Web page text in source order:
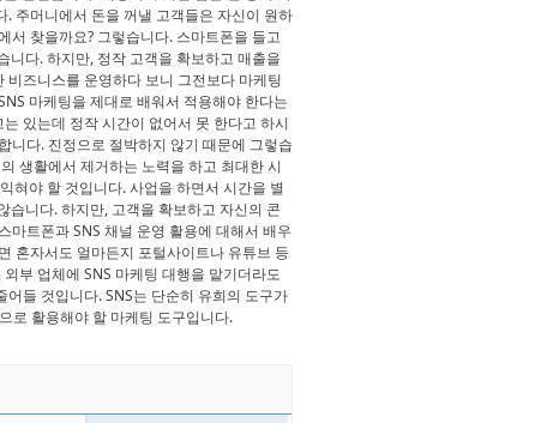
주머니에서 돈을 꺼낼 고객들은 자신이 원하
서 찾을까요? 그렇습니다. 스마트폰을 들고
니다. 하지만, 정작 고객을 확보하고 매출을
즈니스를 운영하다 보니 그전보다 마케팅
마케팅을 제대로 배워서 적용해야 한다는
있는데 정작 시간이 없어서 못 한다고 하시
니다. 진정으로 절박하지 않기 때문에 그렇습
생활에서 제거하는 노력을 하고 최대한 시
혀야 할 것입니다. 사업을 하면서 시간을 별
습니다. 하지만, 고객을 확보하고 자신의 콘
마트폰과 SNS 채널 운영 활용에 대해서 배우
혼자서도 얼마든지 포털사이트나 유튜브 등
부 업체에 SNS 마케팅 대행을 맡기더라도
들 것입니다. SNS는 단순히 유희의 도구가
로 활용해야 할 마케팅 도구입니다.